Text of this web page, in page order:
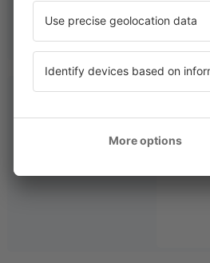
Marita
Deutschland,Mai 2024 5